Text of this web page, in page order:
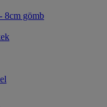
8cm gömb